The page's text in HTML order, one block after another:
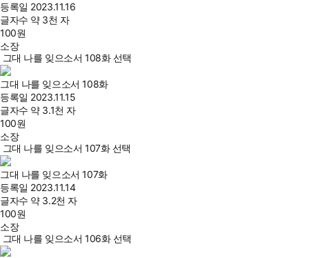
등록일 2023.11.16
글자수 약 3천 자
100원
소장
그대 나를 잊으소서 108화 선택
그대 나를 잊으소서 108화
등록일 2023.11.15
글자수 약 3.1천 자
100원
소장
그대 나를 잊으소서 107화 선택
그대 나를 잊으소서 107화
등록일 2023.11.14
글자수 약 3.2천 자
100원
소장
그대 나를 잊으소서 106화 선택